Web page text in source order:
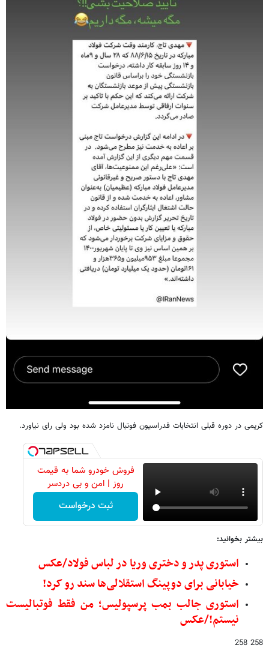
کریمی در دوره قبلی انتخابات فدراسیون فوتبال نامزد شده بود ولی رای نیاورد.
فروش خودرو شما به قیمت
روز | امن و بی دردسر
ثبت درخواست
بیشتر بخوانید:
استوری پدر و دختری وریا در لباس فولاد/عکس
خیابانی برای دوپینگ استقلالی‌ها سند رو کرد!
استوری جالب بمب پرسپولیس؛ من فقط فوتبالیست
نیستم!/عکس
258 258